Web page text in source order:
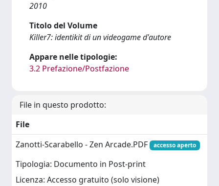
2010
Titolo del Volume
Killer7: identikit di un videogame d'autore
Appare nelle tipologie:
3.2 Prefazione/Postfazione
File in questo prodotto:
File
Zanotti-Scarabello - Zen Arcade.PDF
accesso aperto
Tipologia: Documento in Post-print
Licenza: Accesso gratuito (solo visione)